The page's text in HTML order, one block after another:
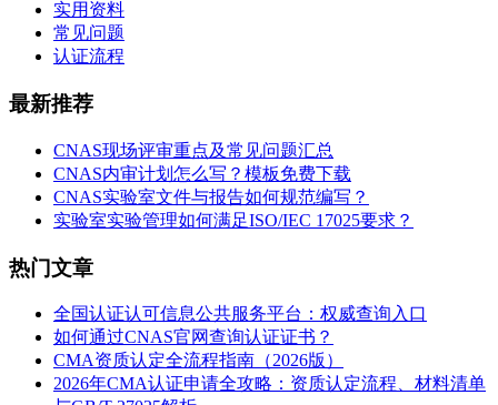
实用资料
常见问题
认证流程
最新推荐
CNAS现场评审重点及常见问题汇总
CNAS内审计划怎么写？模板免费下载
CNAS实验室文件与报告如何规范编写？
实验室实验管理如何满足ISO/IEC 17025要求？
热门文章
全国认证认可信息公共服务平台：权威查询入口
如何通过CNAS官网查询认证证书？
CMA资质认定全流程指南（2026版）
2026年CMA认证申请全攻略：资质认定流程、材料清单